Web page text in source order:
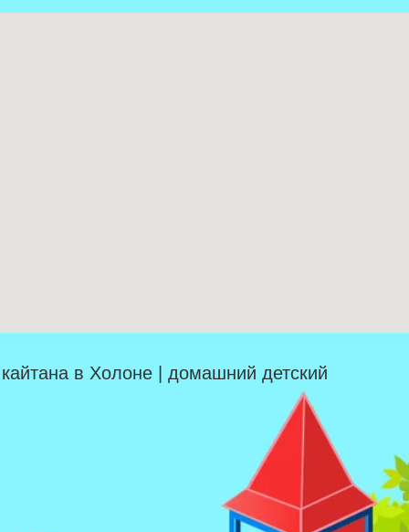
в Холоне | домашний детский